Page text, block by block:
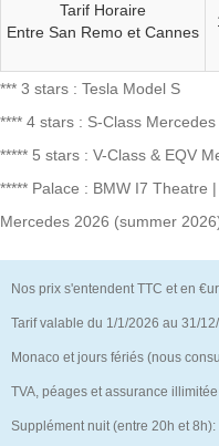
Tarif Horaire
Entre San Remo et Cannes
*** 3 stars : Tesla Model S
**** 4 stars : S-Class
***** 5 stars : V-Class & EQV
***** Palace : BMW I7 Theatre
Mercedes 2026 (summer
Nos prix s'entendent TTC et en
Tarif valable du 1/1/2026 au 31/
Monaco et jours fériés (nous
TVA, péages et assurance
Supplément nuit (entre 20h et 8h):